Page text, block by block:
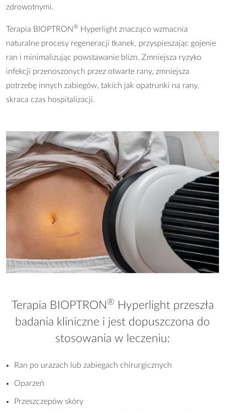
zdrowotnymi.
Terapia BIOPTRON® Hyperlight znacząco wzmacnia
naturalne procesy regeneracji tkanek, przyspieszając gojenie
ran i minimalizując powstawanie blizn. Zmniejsza ryzyko
infekcji przenoszonych przez otwarte rany, zmniejsza
potrzebę innych zabiegów, takich jak opatrunki na rany,
skraca czas hospitalizacji.
Terapia BIOPTRON ® Hyperlight przeszła
badania kliniczne i jest dopuszczona do
stosowania w leczeniu:
Ran po urazach lub zabiegach chirurgicznych
Oparzeń
Przeszczepów skóry